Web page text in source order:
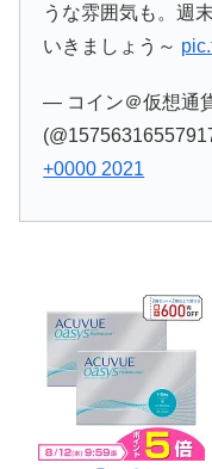
うな雰囲気も。週
いきましょう～
— コイン＠仮想通
+0000 2021